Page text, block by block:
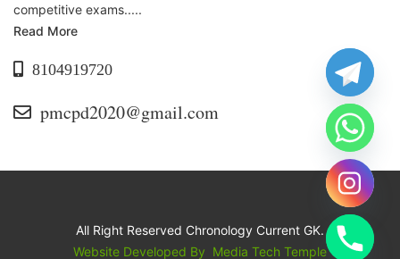
competitive exams.....
Read More
8104919720
pmcpd2020@gmail.com
All Right Reserved Chronology Current GK.
Website Developed By Media Tech Temple